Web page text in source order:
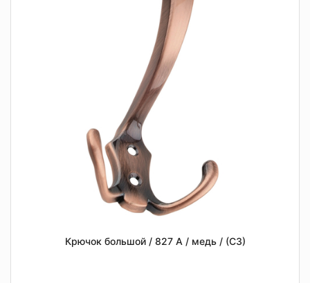
Крючок большой / 827 А / медь / (СЗ)